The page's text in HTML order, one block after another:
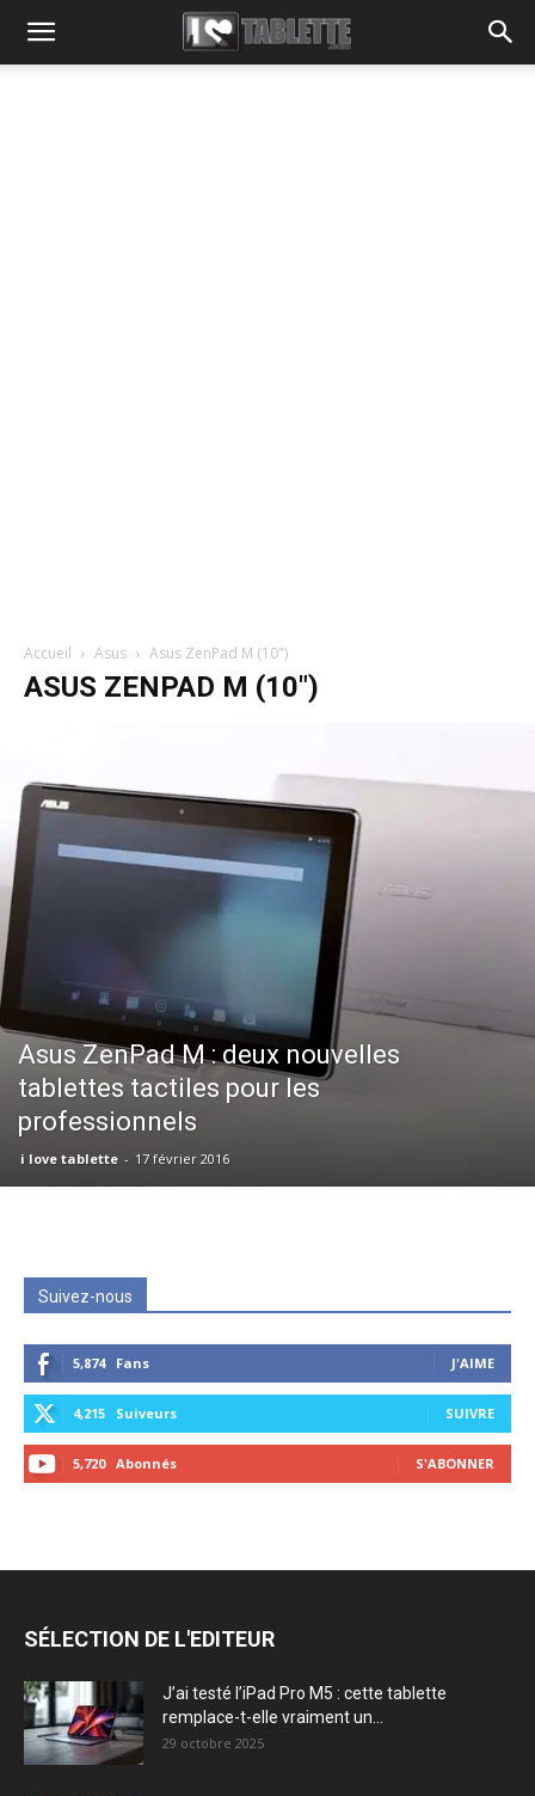
Accueil Asus Asus ZenPad M (10")
ASUS ZENPAD M (10")
Asus ZenPad M : deux nouvelles
tablettes tactiles pour les
professionnels
i love tablette - 17 février 2016
Suivez-nous
5,874 Fans J'AIME
4,215 Suiveurs SUIVRE
5,720 Abonnés S'ABONNER
SÉLECTION DE L'EDITEUR
J’ai testé l’iPad Pro M5 : cette tablette
remplace-t-elle vraiment un...
29 octobre 2025